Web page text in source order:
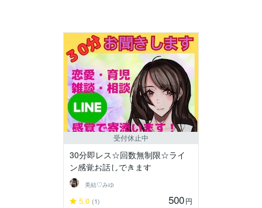
受付休止中
30分即レス☆回数無制限☆ライ
ン感覚お話しできます
美結♡みゆ
5.0 (1) 500円